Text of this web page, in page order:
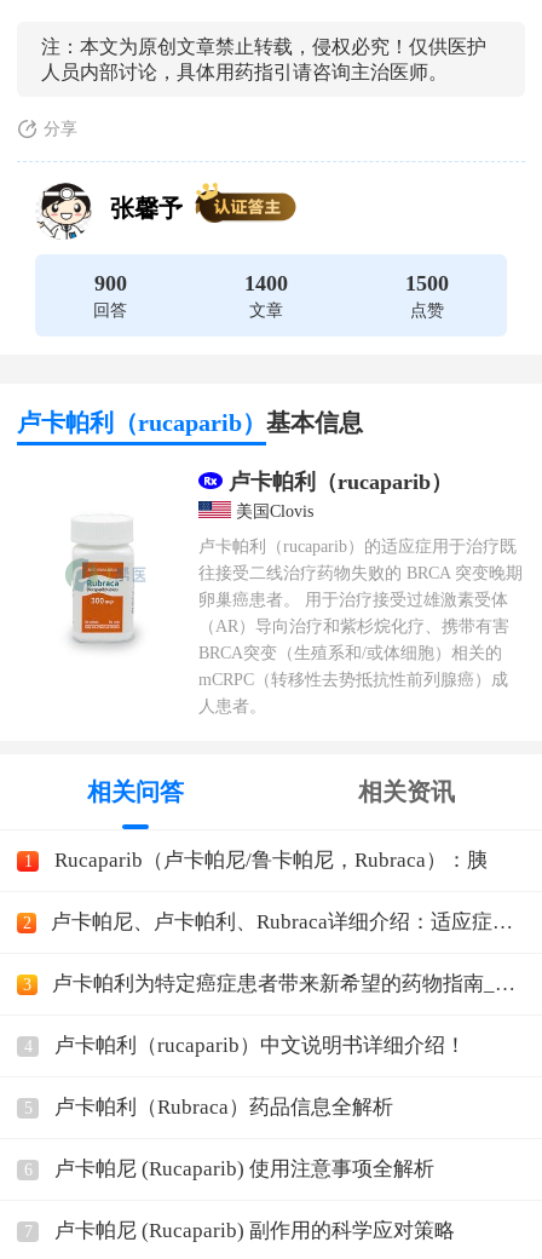
注：本文为原创文章禁止转载，侵权必究！仅供医护
人员内部讨论，具体用药指引请咨询主治医师。
分享
张馨予
900
回答
1400
文章
1500
点赞
卢卡帕利（rucaparib）基本信息
卢卡帕利（rucaparib）
美国Clovis
卢卡帕利（rucaparib）的适应症用于治疗既
往接受二线治疗药物失败的 BRCA 突变晚期
卵巢癌患者。 用于治疗接受过雄激素受体
（AR）导向治疗和紫杉烷化疗、携带有害
BRCA突变（生殖系和/或体细胞）相关的
mCRPC（转移性去势抵抗性前列腺癌）成
人患者。
相关问答 相关资讯
1 Rucaparib（卢卡帕尼/鲁卡帕尼，Rubraca）：胰
2 卢卡帕尼、卢卡帕利、Rubraca详细介绍：适应症、
上市情况
3 卢卡帕利为特定癌症患者带来新希望的药物指南_一
帮医
4 卢卡帕利（rucaparib）中文说明书详细介绍！
5 卢卡帕利（Rubraca）药品信息全解析
6 卢卡帕尼 (Rucaparib) 使用注意事项全解析
7 卢卡帕尼 (Rucaparib) 副作用的科学应对策略